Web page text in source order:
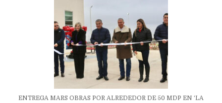
ENTREGA MARS OBRAS POR ALREDEDOR DE 50 MDP EN ‘LA